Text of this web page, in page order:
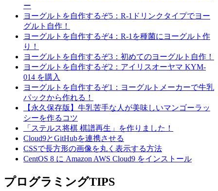
ー
ヨーグルトを自作するぞ5：R-1ドリンクタイプでヨー
グルト自作！
ヨーグルトを自作するぞ4：R-1を種菌にヨーグルト作
り！
ヨーグルトを自作するぞ3：初めてのヨーグルト自作！
ヨーグルトを自作するぞ2：アイリスオーヤマ KYM-
014 を購入
ヨーグルトを自作するぞ1：ヨーグルトメーカーで牛乳
パックから作れる！
【永久保存版】牛乳苦手な人が美味しいマンゴーラッ
シーを作るコツ
「ステルス将棋 棋譜再生」を作りました！
Cloud9とGitHubを連携させる
CSSで長方形の画像を丸く表示する方法
CentOS 8 に Amazon AWS Cloud9 をインストール
プログラミングTIPS